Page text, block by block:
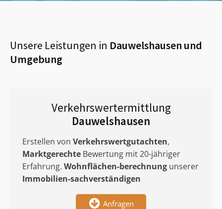
Unsere Leistungen in Dauwelshausen und
Umgebung
Verkehrswertermittlung
Dauwelshausen
Erstellen von Verkehrswertgutachten,
Marktgerechte Bewertung mit 20-jähriger
Erfahrung. Wohnflächen-berechnung unserer
Immobilien-sachverständigen
Anfragen